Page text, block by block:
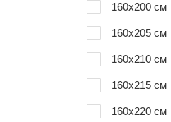
160х200 см
160x205 см
160x210 см
160x215 см
160x220 см